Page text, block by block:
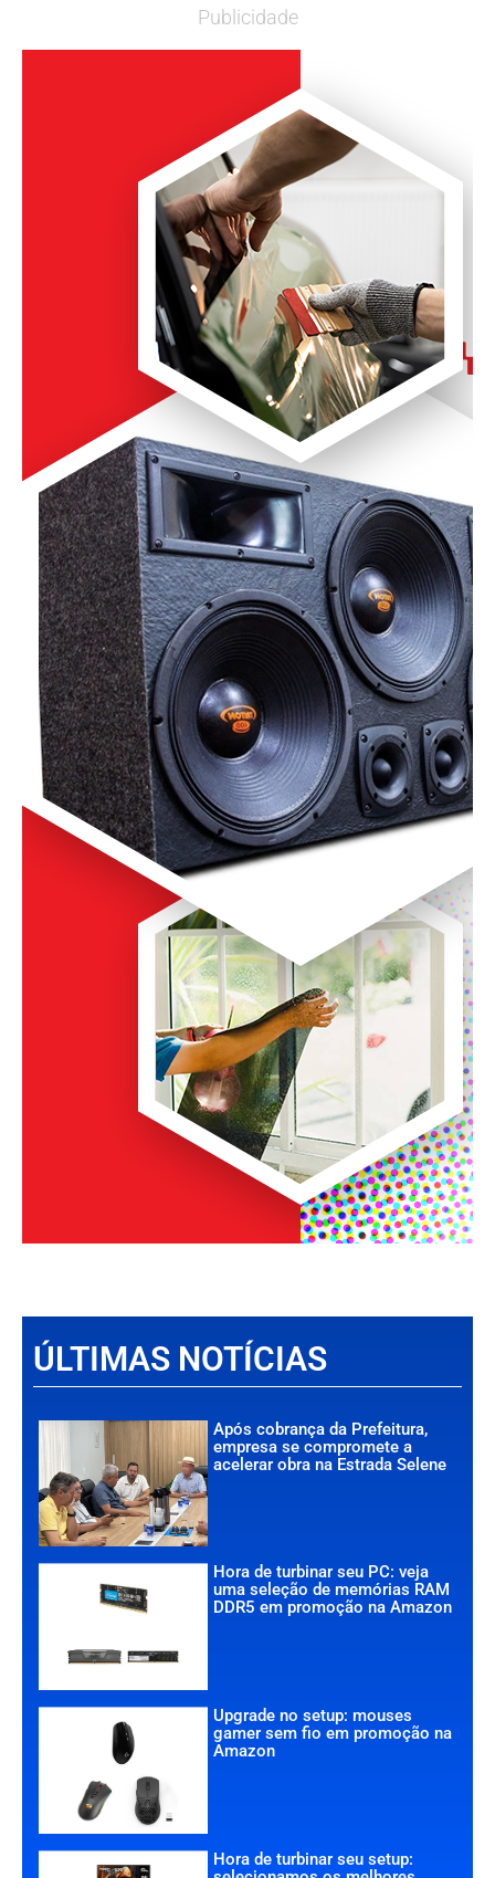
Publicidade
ÚLTIMAS NOTÍCIAS
Após cobrança da Prefeitura,
empresa se compromete a
acelerar obra na Estrada Selene
Hora de turbinar seu PC: veja
uma seleção de memórias RAM
DDR5 em promoção na Amazon
Upgrade no setup: mouses
gamer sem fio em promoção na
Amazon
Hora de turbinar seu setup: